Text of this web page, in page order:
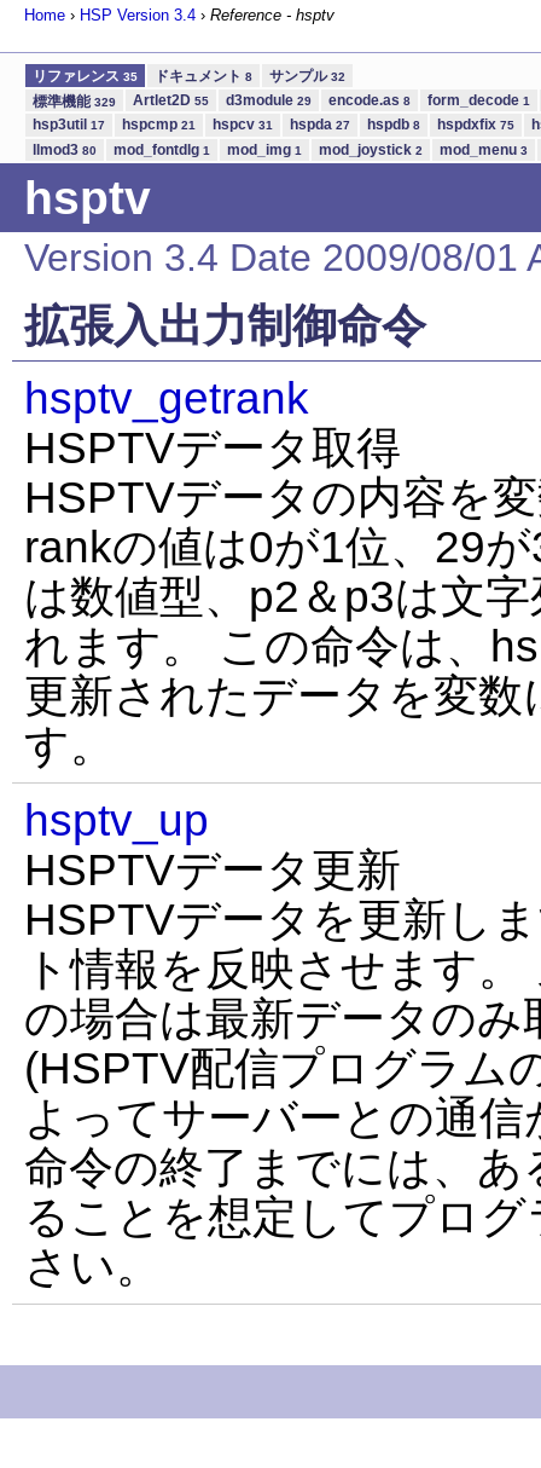
Home › HSP Version 3.4 › Reference - hsptv
リファレンス 35 ドキュメント 8 サンプル32
標準機能329 Artlet2D 55 d3module 29 encode.as 8 form_decode 1
hsp3util 17 hspcmp 21 hspcv 31 hspda 27 hspdb 8 hspdxfix 75
llmod3 80 mod_fontdlg 1 mod_img 1 mod_joystick 2 mod_menu 3
hsptv
Version 3.4 Date 2009/08/01
拡張入出力制御命令
hsptv_getrank
HSPTVデータ取得
HSPTVデータの内容を
rankの値は0が1位、29
は数値型、p2＆p3は文
れます。 この命令は、
更新されたデータを変
す。
hsptv_up
HSPTVデータ更新
HSPTVデータを更新し
ト情報を反映させます
の場合は最新データのみ
(HSPTV配信プログラム
よってサーバーとの通
命令の終了までには、
ることを想定してプロ
さい。